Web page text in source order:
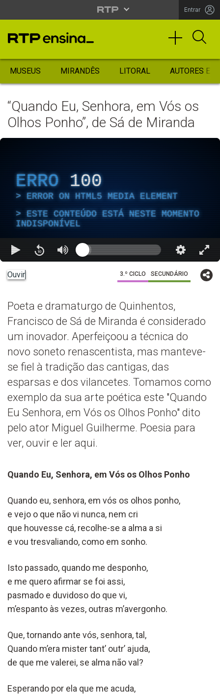
Entrar
MUSEUS MIRANDÊS LITORAL AUTORES
“Quando Eu, Senhora, em Vós os
Olhos Ponho”, de Sá de Miranda
ERRO 100
ERROR ON HTML5 MEDIA ELEMENT
ESTE CONTEÚDO ESTÁ NESTE MOMENTO
INDISPONÍVEL
Ouvir 3.º CICLO SECUNDÁRIO
Poeta e dramaturgo de Quinhentos,
Francisco de Sá de Miranda é considerado
um inovador. Aperfeiçoou a técnica do
novo soneto renascentista, mas manteve-
se fiel à tradição das cantigas, das
esparsas e dos vilancetes. Tomamos como
exemplo da sua arte poética este "Quando
Eu Senhora, em Vós os Olhos Ponho" dito
pelo ator Miguel Guilherme. Poesia para
ver, ouvir e ler aqui.
Quando Eu, Senhora, em Vós os Olhos Ponho
Quando eu, senhora, em vós os olhos ponho,
e vejo o que não vi nunca, nem cri
que houvesse cá, recolhe-se a alma a si
e vou tresvaliando, como em sonho.
Isto passado, quando me desponho,
e me quero afirmar se foi assi,
pasmado e duvidoso do que vi,
m’espanto às vezes, outras m’avergonho.
Que, tornando ante vós, senhora, tal,
Quando m’era mister tant’ outr’ ajuda,
de que me valerei, se alma não val?
Esperando por ela que me acuda,